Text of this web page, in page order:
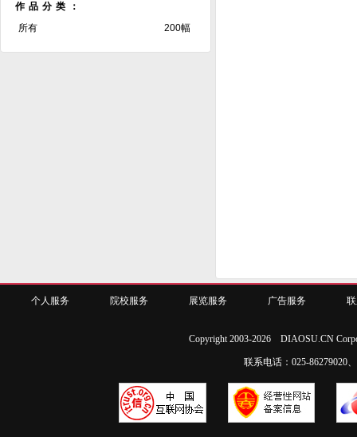
作品分类：
所有
200幅
个人服务 院校服务 展览服务 广告服务
Copyright 2003-2026 DIAOSU.CN
联系电话：025-86279020